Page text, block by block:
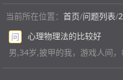
什么游戏，我觉得人
是想自己玩游戏，比如
我不喜欢跟熟人玩，因
但是我要是不回他的消
当前所在位置： 首页/问题列表/
问
心理物理法的比较好
男,34岁,披甲的我，游戏人间